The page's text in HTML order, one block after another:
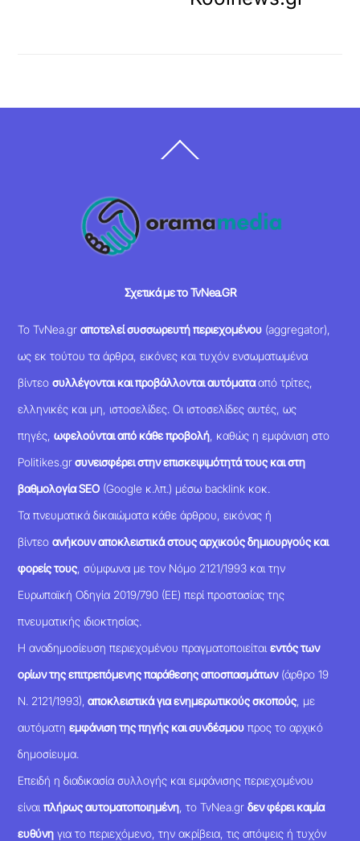
To
Σχετικά με το TvNea.GR
Το TvNea.grαποτελεί συσσωρευτή περιεχομένου (aggregator),
ως εκ τούτου τα άρθρα, εικόνες και τυχόν ενσωματωμένα
βίντεοσυλλέγονται και προβάλλονται αυτόματααπό τρίτες,
ελληνικές και μη, ιστοσελίδες. Οι ιστοσελίδες αυτές, ως
πηγές,ωφελούνται από κάθε προβολή , καθώς η εμφάνιση στο
Politikes.grσυνεισφέρει στην επισκεψιμότητά τους και στη
βαθμολογία SEO (Google κ.λπ.) μέσω backlink κοκ.
Τα πνευματικά δικαιώματα κάθε άρθρου, εικόνας ή
βίντεοανήκουν αποκλειστικά στους αρχικούς δημιουργούς και
φορείς τους , σύμφωνα με τον Νόμο 2121/1993 και την
Ευρωπαϊκή Οδηγία 2019/790 (ΕΕ) περί προστασίας της
πνευματικής ιδιοκτησίας.
Η αναδημοσίευση περιεχομένου πραγματοποιείταιεντός των
ορίων της επιτρεπόμενης παράθεσης αποσπασμάτων(άρθρο 19
Ν. 2121/1993), αποκλειστικά για ενημερωτικούς σκοπούς , με
αυτόματηεμφάνιση της πηγής και συνδέσμου προς το αρχικό
δημοσίευμα.
Επειδή η διαδικασία συλλογής και εμφάνισης περιεχομένου
είναιπλήρως αυτοματοποιημένη , το TvNea.grδεν φέρει καμία
ευθύνη για το περιεχόμενο, την ακρίβεια, τις απόψεις ή τυχόν